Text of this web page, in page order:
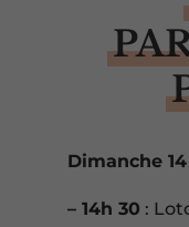
Dimanche
– 14h 30 :